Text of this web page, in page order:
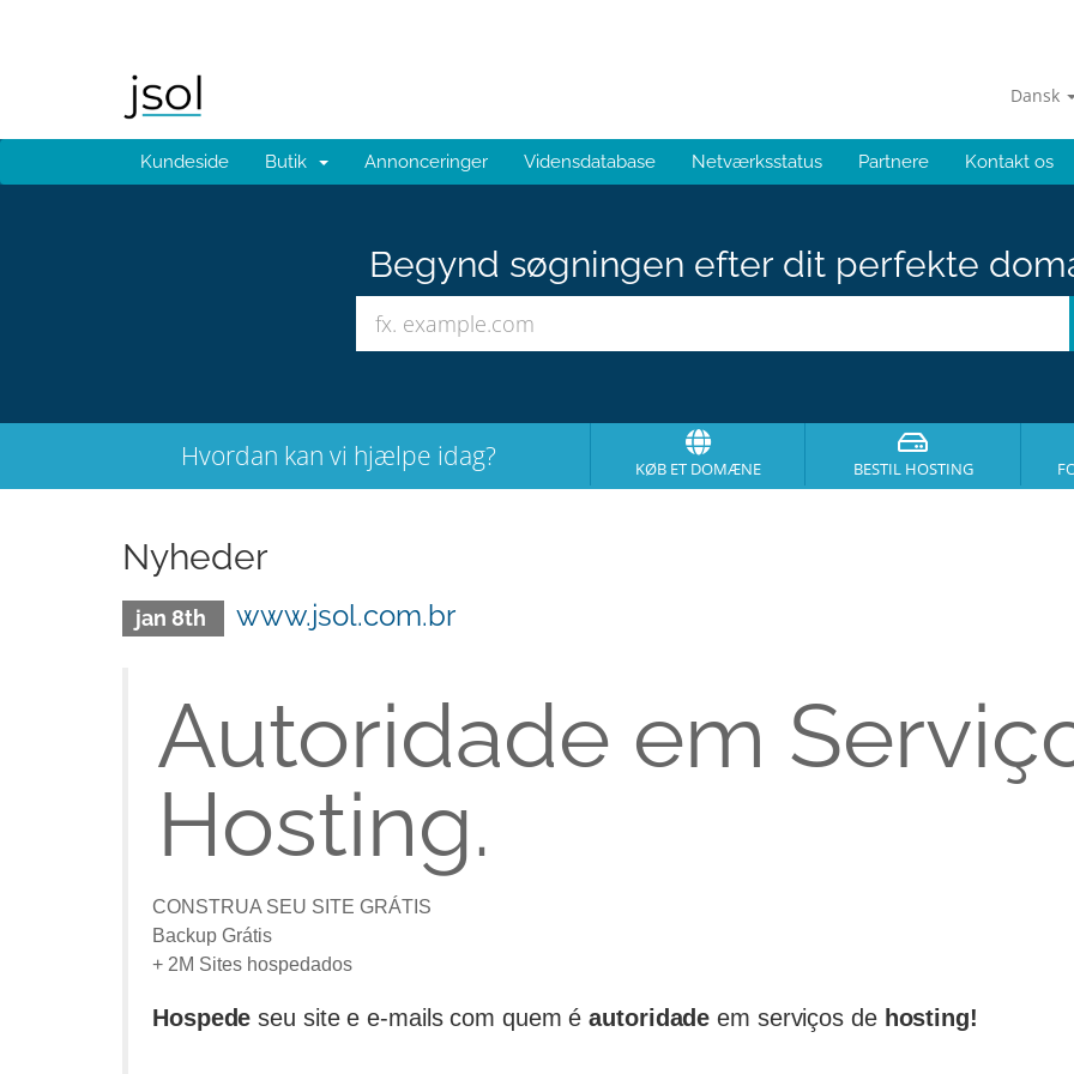
Dansk
Kundeside Butik Annonceringer Vidensdatabase Netværksstatus Partnere Kontakt os
Begynd søgningen efter dit perfekte
Hvordan kan vi hjælpe idag? KØB ET DOMÆNE BESTIL HOSTING
Nyheder
jan 8th www.jsol.com.br
Autoridade em
Hosting.
CONSTRUA SEU SITE GRÁTIS
Backup Grátis
+ 2M Sites hospedados
Hospede seu site e e-mails com quem éautoridade em serviços de hosting!